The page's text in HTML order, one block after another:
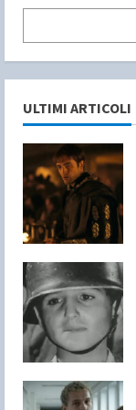
ULTIMI ARTICOLI